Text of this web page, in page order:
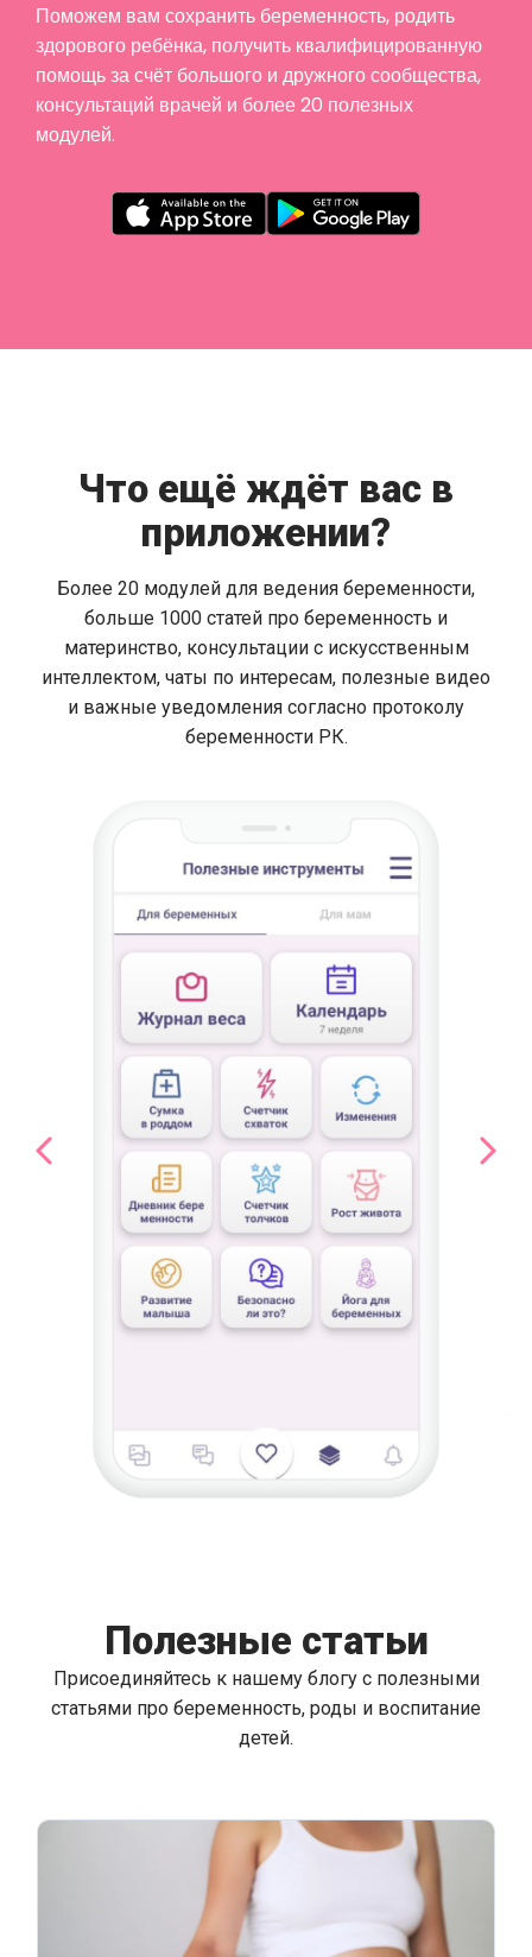
Поможем вам сохранить беременность, родить
здорового ребёнка, получить квалифицированную
помощь за счёт большого и дружного сообщества,
консультаций врачей и более 20 полезных
модулей.
Что ещё ждёт вас в
приложении?
Более 20 модулей для ведения беременности,
больше 1000 статей про беременность и
материнство, консультации с искусственным
интеллектом, чаты по интересам, полезные видео
и важные уведомления согласно протоколу
беременности РК.
Полезные статьи
Присоединяйтесь к нашему блогу с полезными
статьями про беременность, роды и воспитание
детей.